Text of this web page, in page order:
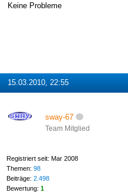
Keine Probleme
15.03.2010, 22:55
sway-67
Team Mitglied
Registriert seit: Mar 2008
Themen: 98
Beiträge: 2.498
Bewertung: 1